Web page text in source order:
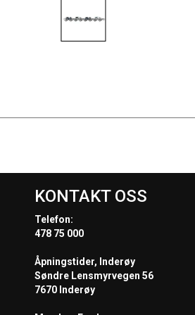
KONTAKT OSS
Telefon:
478 75 000
Åpningstider, Inderøy
Søndre Lensmyrvegen 56
7670 Inderøy